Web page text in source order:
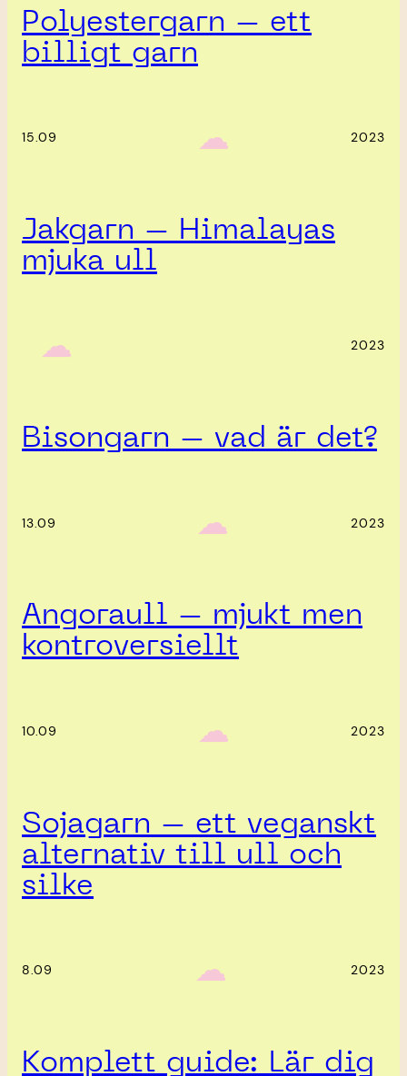
Polyestergarn – ett
billigt garn
15.09 ‎ ‎‎ ☁︎‎‎ 2023
Jakgarn – Himalayas
mjuka ull
‎ ‎‎ ☁︎‎‎ 2023
Bisongarn – vad är det?
13.09 ‎ ‎‎ ☁︎‎‎ 2023
Angoraull – mjukt men
kontroversiellt
10.09 ‎ ‎‎ ☁︎‎‎ 2023
Sojagarn – ett veganskt
alternativ till ull och
silke
8.09 ‎ ‎‎ ☁︎‎‎ 2023
Komplett guide: Lär dig